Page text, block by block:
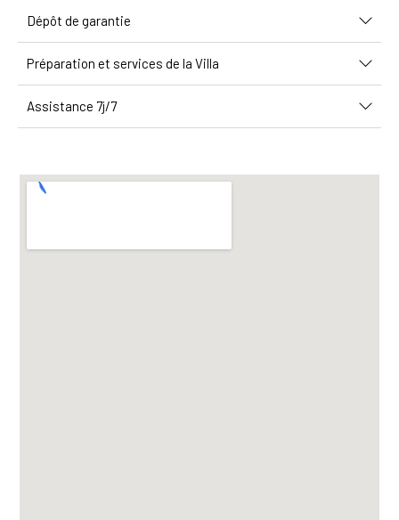
Dépôt de garantie
Préparation et services de la Villa
Assistance 7j/7